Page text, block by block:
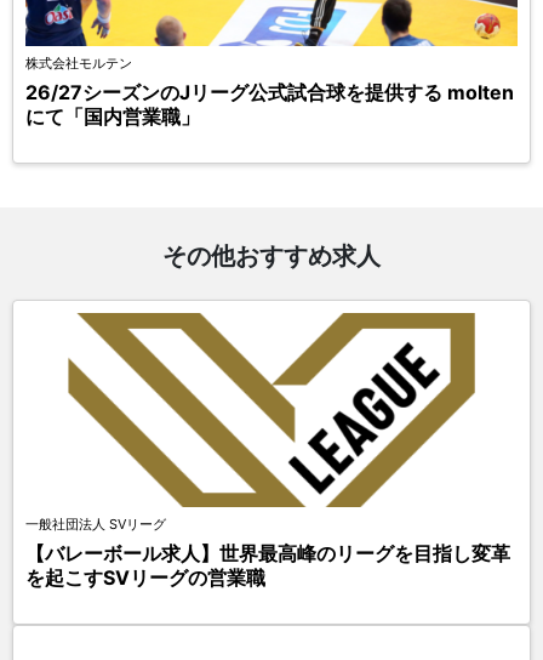
株式会社モルテン
26/27シーズンのJリーグ公式試合球を提供する molten
にて「国内営業職」
その他おすすめ求人
一般社団法人 SVリーグ
【バレーボール求人】世界最高峰のリーグを目指し変革
を起こすSVリーグの営業職